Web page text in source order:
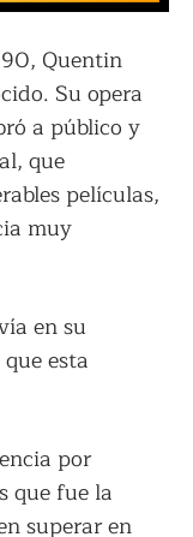
Quentin
Su opera
a público y
que
películas,
muy
en su
esta
por
que fue la
superar en